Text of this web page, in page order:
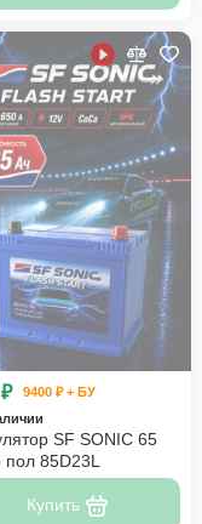
9400 ₽ + БУ
SF SONIC 65
85D23L
Купить